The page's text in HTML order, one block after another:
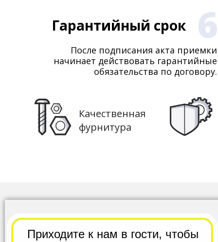
После подписания акта приемки
начинает действовать гарантийные
обязательства по договору.
Гарантийный срок 6
Приходите к нам в гости, чтобы
Качественная
фурнитура